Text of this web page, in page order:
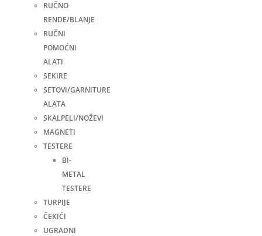
RUČNO
RENDE/BLANJE
RUČNI
POMOĆNI
ALATI
SEKIRE
SETOVI/GARNITURE
ALATA
SKALPELI/NOŽEVI
MAGNETI
TESTERE
BI-
METAL
TESTERE
TURPIJE
ČEKIĆI
UGRADNI